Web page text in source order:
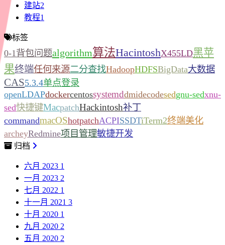
建站2
教程1
标签
0-1背包问题algorithm算法HacintoshX455LD黑苹
果终端任何来源二分查找HadoopHDFSBigData大数据
CAS5.3.4单点登录
openLDAPdockercentossystemddmidecodesedgnu-sedxnu-
sed快捷键MacpatchHackintosh补丁
commandmacOShotpatchACPISSDTiTerm2终端美化
archeyRedmine项目管理敏捷开发
归档
六月 2023 1
一月 2023 2
七月 2022 1
十一月 2021 3
十月 2020 1
九月 2020 2
五月 2020 2